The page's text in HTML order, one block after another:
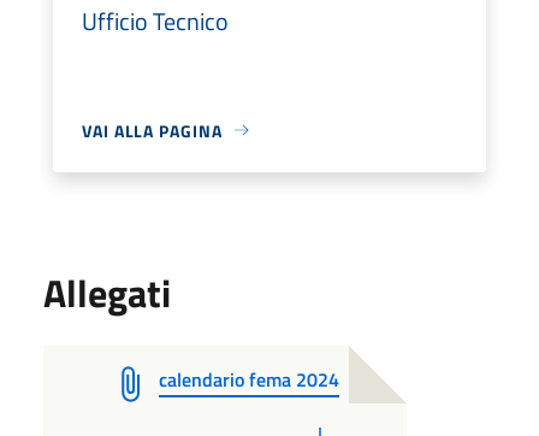
Ufficio Tecnico
VAI ALLA PAGINA
Allegati
calendario fema 2024